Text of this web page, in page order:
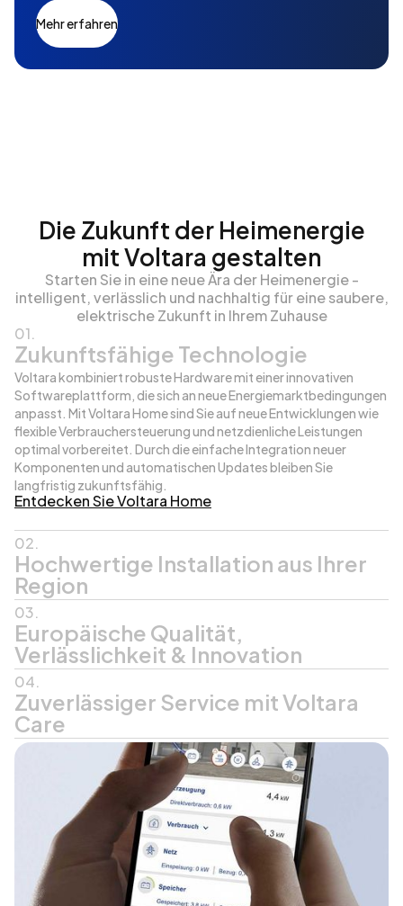
Mehr erfahren
Die Zukunft der Heimenergie
mit Voltara gestalten
Starten Sie in eine neue Ära der Heimenergie -
intelligent, verlässlich und nachhaltig für eine saubere,
elektrische Zukunft in Ihrem Zuhause
01.
Zukunftsfähige Technologie
Voltara kombiniert robuste Hardware mit einer innovativen
Softwareplattform, die sich an neue Energiemarktbedingungen
anpasst. Mit Voltara Home sind Sie auf neue Entwicklungen wie
flexible Verbrauchersteuerung und netzdienliche Leistungen
optimal vorbereitet. Durch die einfache Integration neuer
Komponenten und automatischen Updates bleiben Sie
langfristig zukunftsfähig.
Entdecken Sie Voltara Home
02.
Hochwertige Installation aus Ihrer
Region
03.
Europäische Qualität,
Verlässlichkeit & Innovation
04.
Zuverlässiger Service mit Voltara
Care